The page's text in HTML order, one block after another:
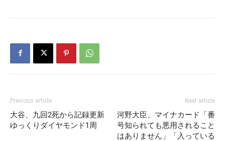
Previous article
大谷、九回2死から記録更新
ゆっくりダイヤモンド1周
Next article
河野大臣、マイナカード「番
号知られても悪用されること
はありません」「入っている